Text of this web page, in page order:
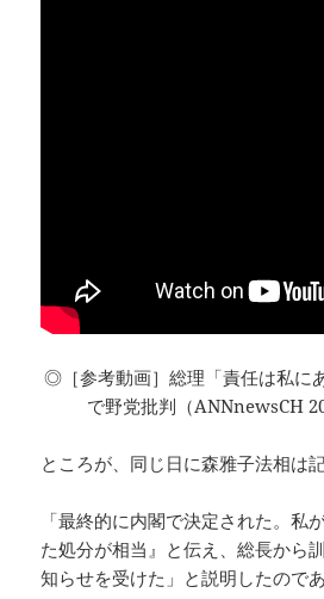
◎［参考動画］総理「責任は私に
で野党批判（ANNnewsCH
ところが、同じ日に森雅子法相は
「最終的に内閣で決定された。私
た処分が相当』と伝え、総長から
知らせを受けた」と説明したのであ